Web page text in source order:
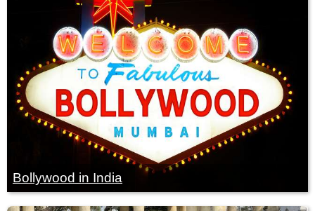
Bollywood in India